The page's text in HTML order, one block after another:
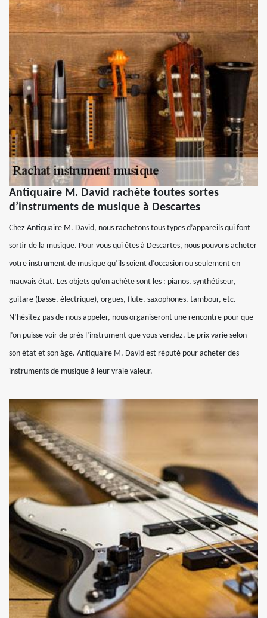
Antiquaire M. David rachète toutes sortes
d’instruments de musique à Descartes
Chez Antiquaire M. David, nous rachetons tous types d’appareils qui font
sortir de la musique. Pour vous qui êtes à Descartes, nous pouvons acheter
votre instrument de musique qu’ils soient d’occasion ou seulement en
mauvais état. Les objets qu’on achète sont les : pianos, synthétiseur,
guitare (basse, électrique), orgues, flute, saxophones, tambour, etc.
N’hésitez pas de nous appeler, nous organiseront une rencontre pour que
l’on puisse voir de près l’instrument que vous vendez. Le prix varie selon
son état et son âge. Antiquaire M. David est réputé pour acheter des
instruments de musique à leur vraie valeur.